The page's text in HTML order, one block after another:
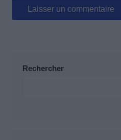
Rechercher